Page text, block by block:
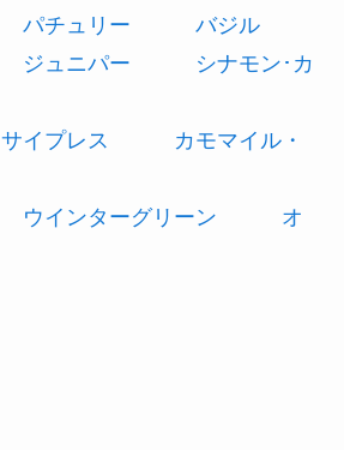
パチュリー
バジル
ジュニパー
シナモン･カ
サイプレス
カモマイル・
ウインターグリーン
オ